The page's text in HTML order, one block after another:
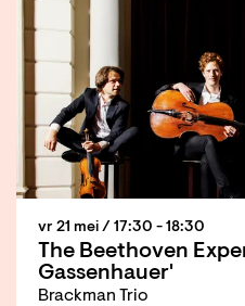
The Beethoven
Gassenhauer'
Brackman Trio
vr 21 mei / 17:30 - 18:30